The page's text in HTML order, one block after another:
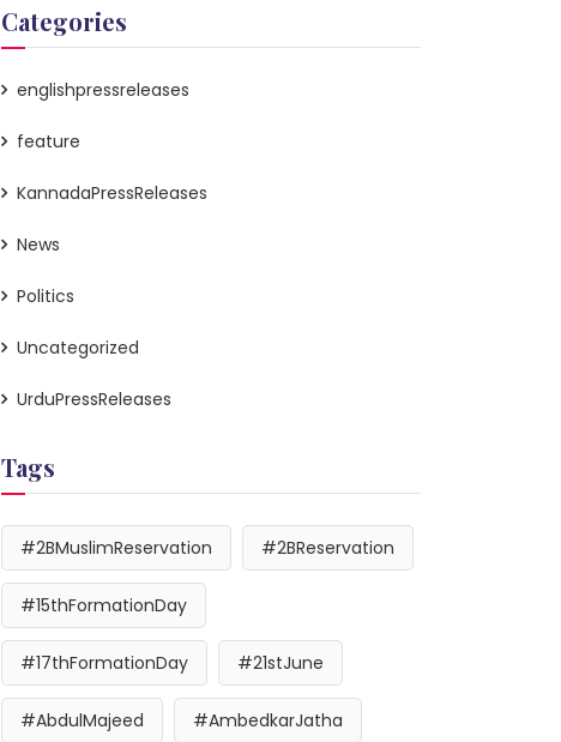
Categories
englishpressreleases
feature
KannadaPressReleases
News
Politics
Uncategorized
UrduPressReleases
Tags
#2BMuslimReservation #2BReservation
#15thFormationDay
#17thFormationDay #21stJune
#AbdulMajeed #AmbedkarJatha